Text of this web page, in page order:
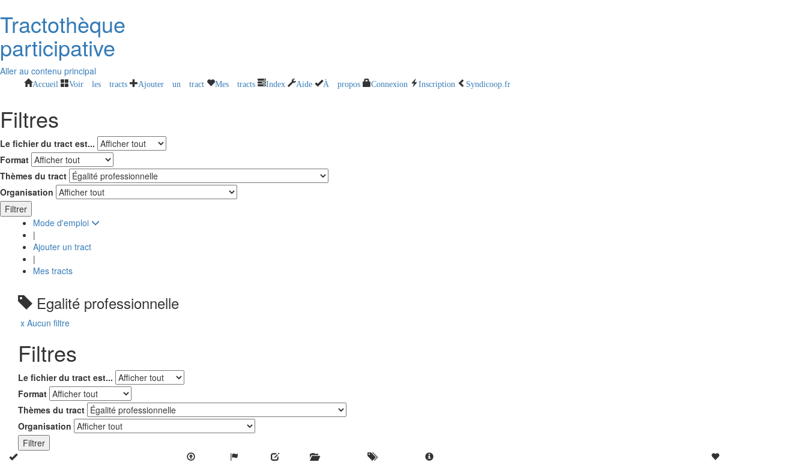
Tractothèque
participative
Aller au contenu principal
Accueil Voir les tracts Ajouter un tract Mes tracts Index Aide À propos Connexion Inscription Syndicoop.fr
Filtres
Le fichier du tract est...
Format
Thèmes du tract
Organisation
Filtrer
Mode d'emploi
|
Ajouter un tract
|
Mes tracts
Egalité professionnelle
x Aucun filtre
Filtres
Le fichier du tract est...
Format
Thèmes du tract
Organisation
Filtrer